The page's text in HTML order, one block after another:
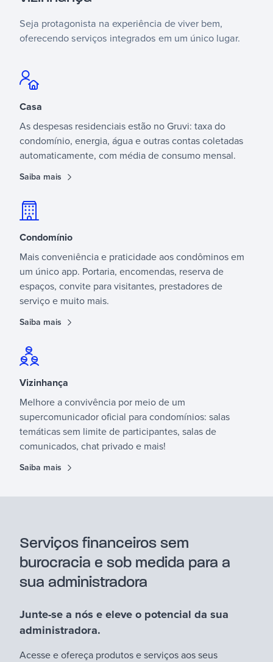
Seja protagonista na experiência de viver bem,
oferecendo serviços integrados em um único lugar.
Casa
As despesas residenciais estão no Gruvi: taxa do
condomínio, energia, água e outras contas coletadas
automaticamente, com média de consumo mensal.
Saiba mais
Condomínio
Mais conveniência e praticidade aos condôminos em
um único app. Portaria, encomendas, reserva de
espaços, convite para visitantes, prestadores de
serviço e muito mais.
Saiba mais
Vizinhança
Melhore a convivência por meio de um
supercomunicador oficial para condomínios: salas
temáticas sem limite de participantes, salas de
comunicados, chat privado e mais!
Saiba mais
Serviços financeiros sem
burocracia e sob medida para a
sua administradora
Junte-se a nós e eleve o potencial da sua
administradora.
Acesse e ofereça produtos e serviços aos seus